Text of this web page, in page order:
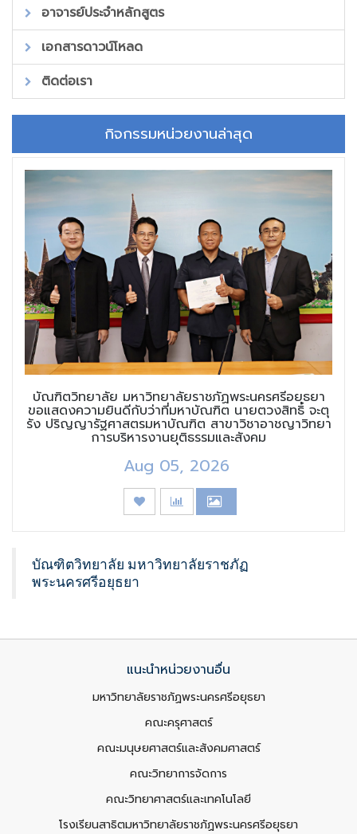
อาจารย์ประจำหลักสูตร
เอกสารดาวน์โหลด
ติดต่อเรา
กิจกรรมหน่วยงานล่าสุด
บัณฑิตวิทยาลัย มหาวิทยาลัยราชภัฏพระนครศรีอยุธยา
ขอแสดงความยินดีกับว่าที่มหาบัณฑิต นายตวงสิทธิ์ จะตุ
รัง ปริญญารัฐศาสตรมหาบัณฑิต สาขาวิชาอาชญาวิทยา
การบริหารงานยุติธรรมและสังคม
Aug 05, 2026
บัณฑิตวิทยาลัย มหาวิทยาลัยราชภัฏ
พระนครศรีอยุธยา
แนะนำหน่วยงานอื่น
มหาวิทยาลัยราชภัฏพระนครศรีอยุธยา
คณะครุศาสตร์
คณะมนุษยศาสตร์และสังคมศาสตร์
คณะวิทยาการจัดการ
คณะวิทยาศาสตร์และเทคโนโลยี
โรงเรียนสาธิตมหาวิทยาลัยราชภัฏพระนครศรีอยุธยา